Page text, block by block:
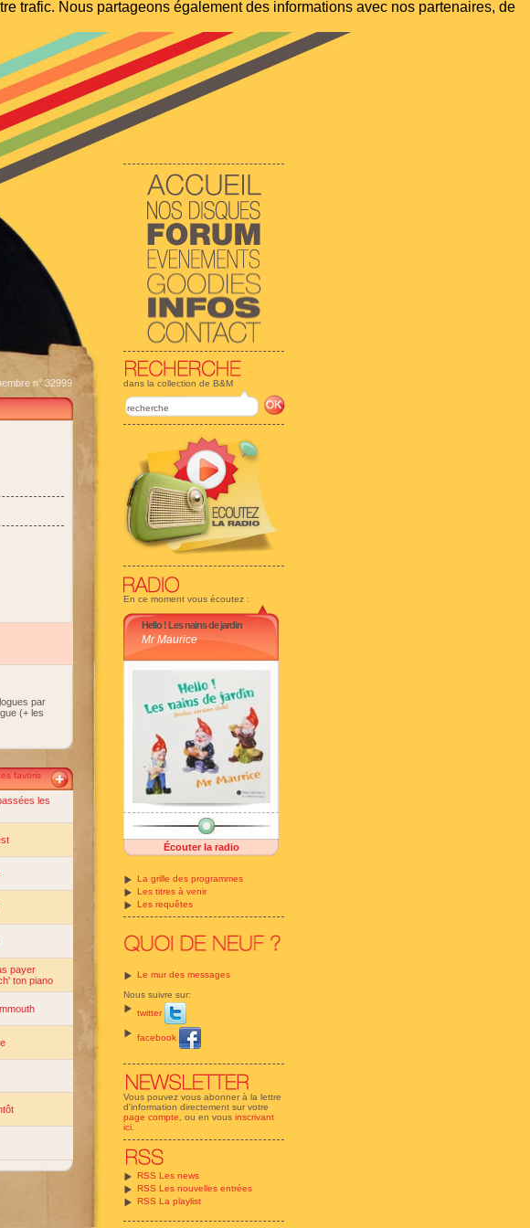
trafic. Nous partageons également des informations avec nos partenaires, de
dans la collection de B&M
En ce moment vous écoutez :
Hello ! Les nains de jardin
Mr Maurice
Écouter la radio
La grille des programmes
Les titres à venir
Les requêtes
Le mur des messages
Nous suivre sur:
twitter
facebook
Vous pouvez vous abonner à la lettre
d'information directement sur votre
page compte , ou en vous inscrivant
ici
RSS Les news
RSS Les nouvelles entrées
RSS La playlist
n° 32999
par
(+ les
favoris
les
payer
ton piano